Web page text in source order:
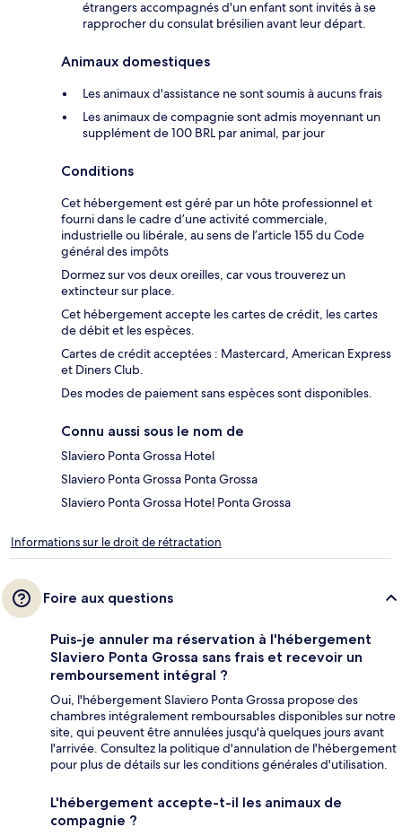
étrangers accompagnés d'un enfant sont invités à se
rapprocher du consulat brésilien avant leur départ.
Animaux domestiques
Les animaux d'assistance ne sont soumis à aucuns frais
Les animaux de compagnie sont admis moyennant un
supplément de 100 BRL par animal, par jour
Conditions
Cet hébergement est géré par un hôte professionnel et
fourni dans le cadre d’une activité commerciale,
industrielle ou libérale, au sens de l’article 155 du Code
général des impôts
Dormez sur vos deux oreilles, car vous trouverez un
extincteur sur place.
Cet hébergement accepte les cartes de crédit, les cartes
de débit et les espèces.
Cartes de crédit acceptées : Mastercard, American Express
et Diners Club.
Des modes de paiement sans espèces sont disponibles.
Connu aussi sous le nom de
Slaviero Ponta Grossa Hotel
Slaviero Ponta Grossa Ponta Grossa
Slaviero Ponta Grossa Hotel Ponta Grossa
Informations sur le droit de rétractation
Foire aux questions
Puis-je annuler ma réservation à l'hébergement
Slaviero Ponta Grossa sans frais et recevoir un
remboursement intégral ?
Oui, l'hébergement Slaviero Ponta Grossa propose des
chambres intégralement remboursables disponibles sur notre
site, qui peuvent être annulées jusqu'à quelques jours avant
l'arrivée. Consultez la politique d'annulation de l'hébergement
pour plus de détails sur les conditions générales d'utilisation.
L'hébergement accepte-t-il les animaux de
compagnie ?